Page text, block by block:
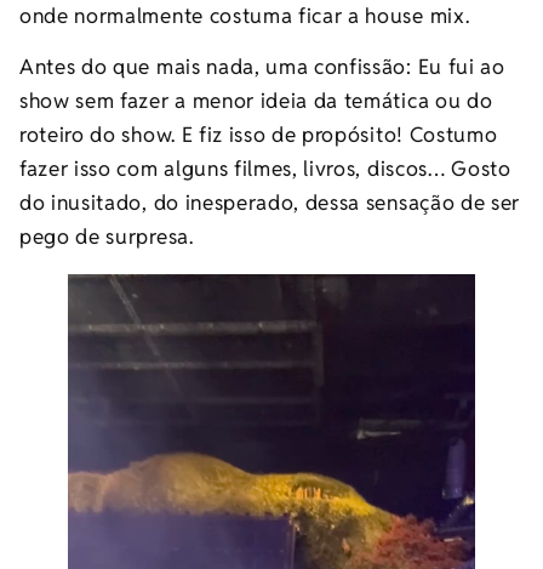
onde normalmente costuma ficar a house mix.
Antes do que mais nada, uma confissão: Eu fui ao
show sem fazer a menor ideia da temática ou do
roteiro do show. E fiz isso de propósito! Costumo
fazer isso com alguns filmes, livros, discos… Gosto
do inusitado, do inesperado, dessa sensação de ser
pego de surpresa.